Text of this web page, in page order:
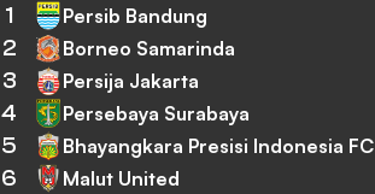
1 Persib Bandung
2 Borneo Samarinda
3 Persija Jakarta
4 Persebaya Surabaya
5 Bhayangkara Presisi Indonesia FC
6 Malut United